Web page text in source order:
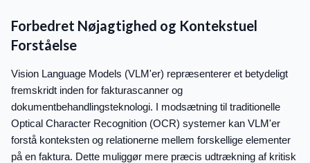
Forbedret Nøjagtighed og Kontekstuel
Forståelse
Vision Language Models (VLM'er) repræsenterer et betydeligt
fremskridt inden for fakturascanner og
dokumentbehandlingsteknologi. I modsætning til traditionelle
Optical Character Recognition (OCR) systemer kan VLM'er
forstå konteksten og relationerne mellem forskellige elementer
på en faktura. Dette muliggør mere præcis udtrækning af kritisk